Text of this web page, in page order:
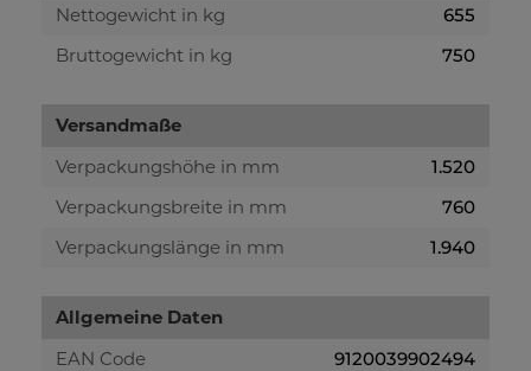
Nettogewicht in kg
655
Bruttogewicht in kg
750
Versandmaße
Verpackungshöhe in mm
1.520
Verpackungsbreite in mm
760
Verpackungslänge in mm
1.940
Allgemeine Daten
EAN Code
9120039902494